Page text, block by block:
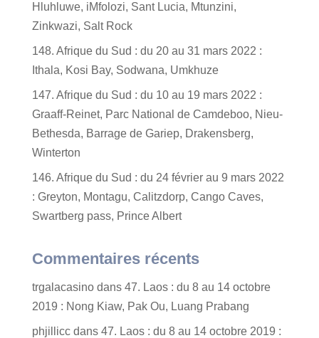
Hluhluwe, iMfolozi, Sant Lucia, Mtunzini,
Zinkwazi, Salt Rock
148. Afrique du Sud : du 20 au 31 mars 2022 :
Ithala, Kosi Bay, Sodwana, Umkhuze
147. Afrique du Sud : du 10 au 19 mars 2022 :
Graaff-Reinet, Parc National de Camdeboo, Nieu-
Bethesda, Barrage de Gariep, Drakensberg,
Winterton
146. Afrique du Sud : du 24 février au 9 mars 2022
: Greyton, Montagu, Calitzdorp, Cango Caves,
Swartberg pass, Prince Albert
Commentaires récents
trgalacasinodans 47. Laos : du 8 au 14 octobre
2019 : Nong Kiaw, Pak Ou, Luang Prabang
phjilliccdans 47. Laos : du 8 au 14 octobre 2019 :